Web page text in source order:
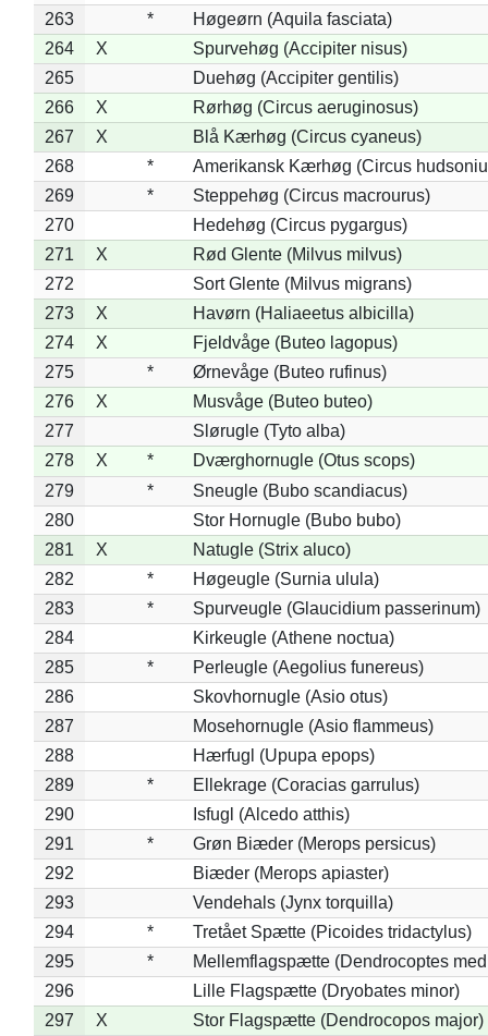
263
*
Høgeørn (Aquila fasciata)
264
X
Spurvehøg (Accipiter nisus)
265
Duehøg (Accipiter gentilis)
266
X
Rørhøg (Circus aeruginosus)
267
X
Blå Kærhøg (Circus cyaneus)
268
*
Amerikansk Kærhøg (Circus
269
*
Steppehøg (Circus macrourus)
270
Hedehøg (Circus pygargus)
271
X
Rød Glente (Milvus milvus)
272
Sort Glente (Milvus migrans)
273
X
Havørn (Haliaeetus albicilla)
274
X
Fjeldvåge (Buteo lagopus)
275
*
Ørnevåge (Buteo rufinus)
276
X
Musvåge (Buteo buteo)
277
Slørugle (Tyto alba)
278
X *
Dværghornugle (Otus scops)
279
*
Sneugle (Bubo scandiacus)
280
Stor Hornugle (Bubo bubo)
281
X
Natugle (Strix aluco)
282
*
Høgeugle (Surnia ulula)
283
*
Spurveugle (Glaucidium passerinum)
284
Kirkeugle (Athene noctua)
285
*
Perleugle (Aegolius funereus)
286
Skovhornugle (Asio otus)
287
Mosehornugle (Asio flammeus)
288
Hærfugl (Upupa epops)
289
*
Ellekrage (Coracias garrulus)
290
Isfugl (Alcedo atthis)
291
*
Grøn Biæder (Merops persicus)
292
Biæder (Merops apiaster)
293
Vendehals (Jynx torquilla)
294
*
Tretået Spætte (Picoides tridactylus)
295
*
Mellemflagspætte (Dendrocoptes
296
Lille Flagspætte (Dryobates minor)
297
X
Stor Flagspætte (Dendrocopos major)